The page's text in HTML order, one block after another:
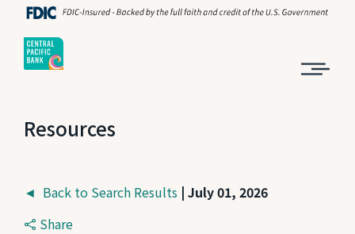
Resources
◄ Back to Search Results | July 01, 2026
Share